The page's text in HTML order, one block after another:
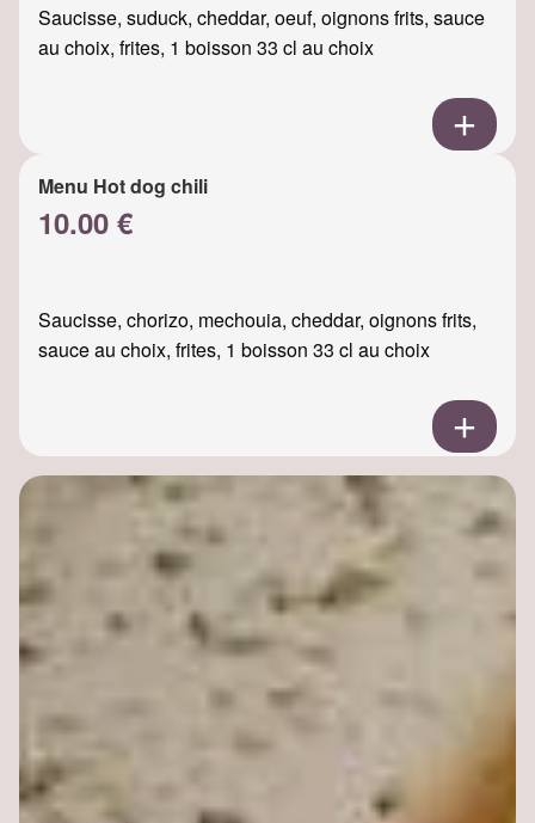
Saucisse, suduck, cheddar, oeuf, oignons frits, sauce
au choix, frites, 1 boisson 33 cl au choix
Menu Hot dog chili
10.00 €
Saucisse, chorizo, mechouia, cheddar, oignons frits,
sauce au choix, frites, 1 boisson 33 cl au choix